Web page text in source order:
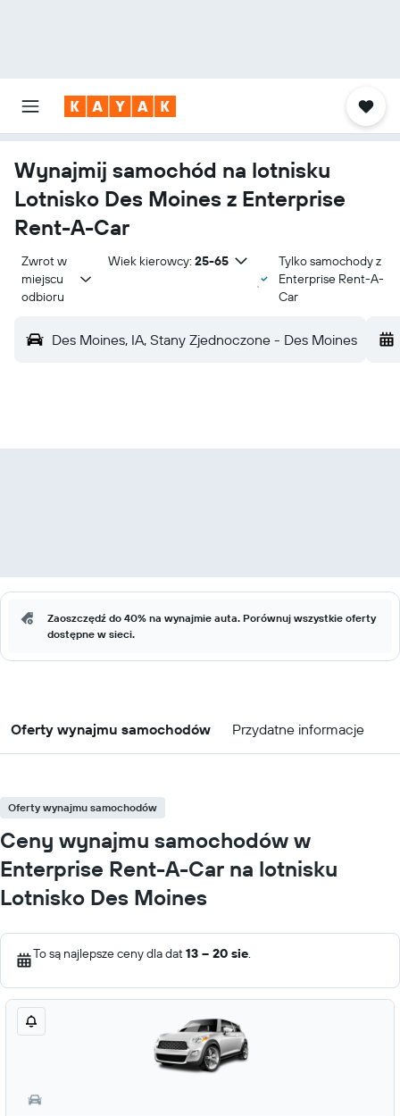
Wynajmij samochód na lotnisku
Lotnisko Des Moines z Enterprise
Rent-A-Car
Zwrot w
miejscu
odbioru
Wiek kierowcy: 25-65
Tylko samochody z
Enterprise Rent-A-
Car
Des Moines, IA, Stany Zjednoczone - Des Moines
Zaoszczędź do 40% na wynajmie auta. Porównuj wszystkie oferty
dostępne w sieci.
Oferty wynajmu samochodów Przydatne informacje
Oferty wynajmu samochodów
Ceny wynajmu samochodów w
Enterprise Rent-A-Car na lotnisku
Lotnisko Des Moines
To są najlepsze ceny dla dat13 – 20 sie.